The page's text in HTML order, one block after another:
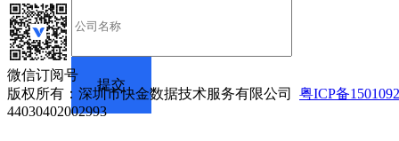
微信订阅号
版权所有：深圳市快金数据技术服务有限公司 粤ICP备
44030402002993